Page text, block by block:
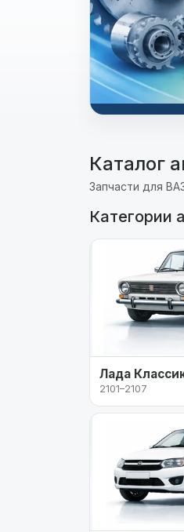
Каталог
Запчасти для
Категории
Лада
2101–2107